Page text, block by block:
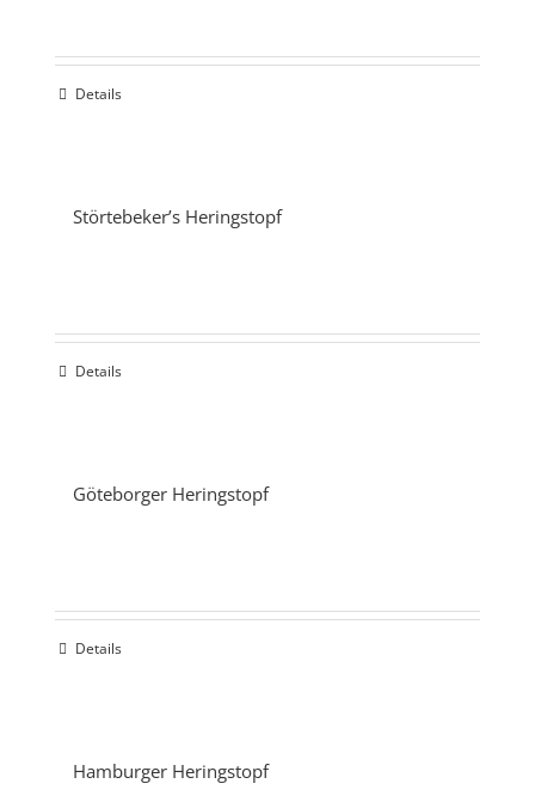
Details
Störtebeker’s Heringstopf
Details
Göteborger Heringstopf
Details
Hamburger Heringstopf